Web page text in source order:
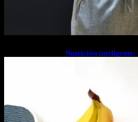
Nutrición inteligente: